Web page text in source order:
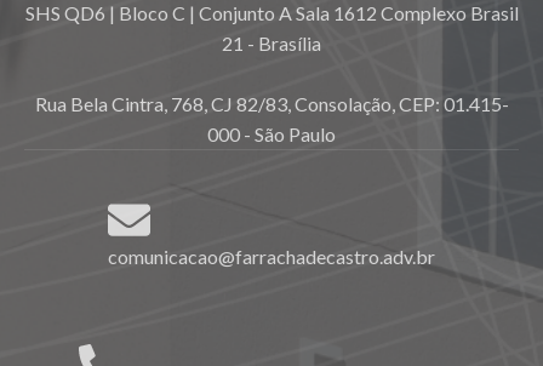
SHS QD6 | Bloco C | Conjunto A Sala 1612 Complexo Brasil
21 - Brasília
Rua Bela Cintra, 768, CJ 82/83, Consolação, CEP: 01.415-
000 - São Paulo
comunicacao@farrachadecastro.adv.br